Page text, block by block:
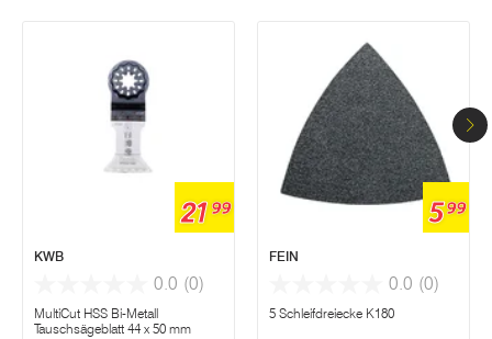
2199
KWB
0.0 (0)
MultiCut HSS Bi-Metall
Tauschsägeblatt 44 x 50 mm
599
FEIN
0.0 (0)
5 Schleifdreiecke K180